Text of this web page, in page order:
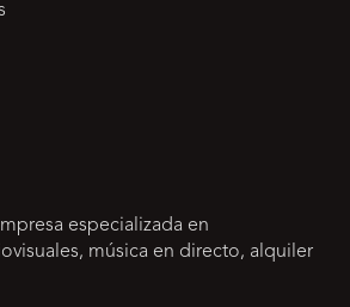
especializada en
música en directo, alquiler